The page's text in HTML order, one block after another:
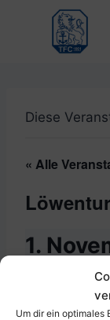
Um dir ein optimales
springen
Diese
« Alle
1.